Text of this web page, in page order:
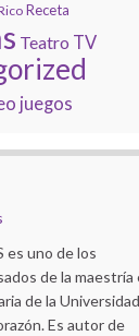
Receta
Teatro TV
juegos
es uno de los
de la maestría
de la Universidad
Es autor de